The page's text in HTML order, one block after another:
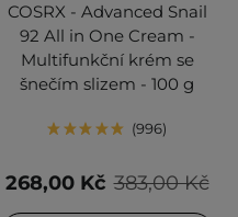
COSRX - Advanced Snail
92 All in One Cream -
Multifunkční krém se
šnečím slizem - 100 g
996
383,00 Kč
268,00 Kč